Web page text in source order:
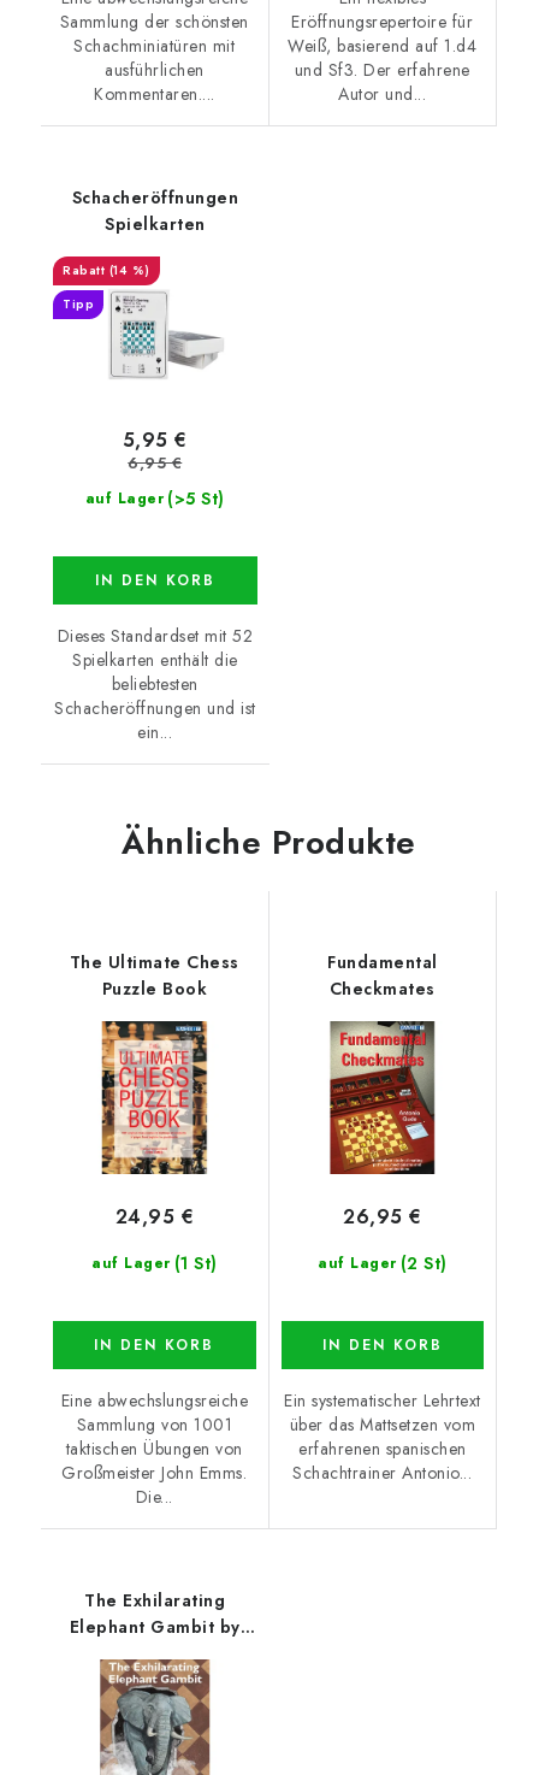
Sammlung der schönsten
Schachminiatüren mit
ausführlichen
Kommentaren....
Eröffnungsrepertoire für
Weiß, basierend auf 1.d4
und Sf3. Der erfahrene
Autor und...
Schacheröffnungen
Spielkarten
(14 %)
Tipp
auf Lager (>5 St)
5,95 €
6,95 €
IN DEN KORB
Dieses Standardset mit 52
Spielkarten enthält die
beliebtesten
Schacheröffnungen und ist
ein...
Ähnliche Produkte
The Ultimate Chess
Puzzle Book
auf Lager (1 St)
24,95 €
IN DEN KORB
Eine abwechslungsreiche
Sammlung von 1001
taktischen Übungen von
Großmeister John Emms.
Die...
Fundamental
Checkmates
auf Lager (2 St)
26,95 €
IN DEN KORB
Ein systematischer Lehrtext
über das Mattsetzen vom
erfahrenen spanischen
Schachtrainer Antonio...
The Exhilarating
Elephant Gambit by
Jensen and Jakob
Aabling-Thomsen